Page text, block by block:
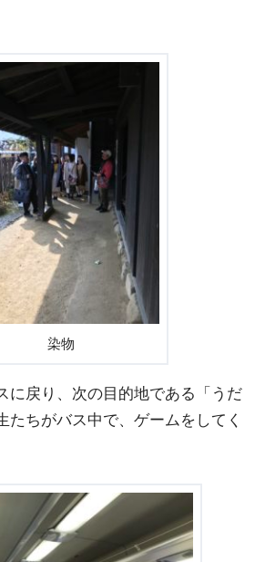
染物
に戻り、次の目的地である「うだ
たちがバス中で、ゲームをしてく